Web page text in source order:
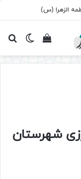
الزهرا (س)
تغییرمشاهده
شهرستان